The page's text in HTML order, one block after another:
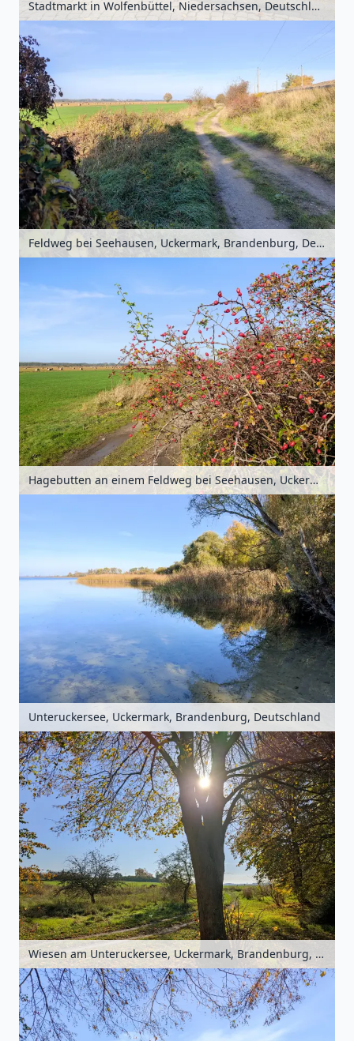
Stadtmarkt in Wolfenbüttel, Niedersachsen, Deutschland
Feldweg bei Seehausen, Uckermark, Brandenburg, Deutschland
Hagebutten an einem Feldweg bei Seehausen, Uckermark, Brandenburg, Deutschland
Unteruckersee, Uckermark, Brandenburg, Deutschland
Wiesen am Unteruckersee, Uckermark, Brandenburg, Deutschland